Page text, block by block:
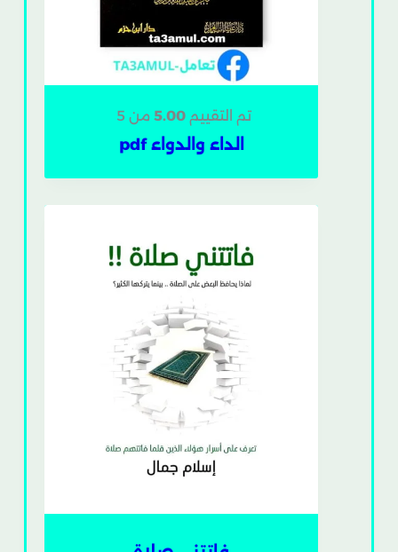
تم التقييم 5.00من 5
الداء والدواء pdf